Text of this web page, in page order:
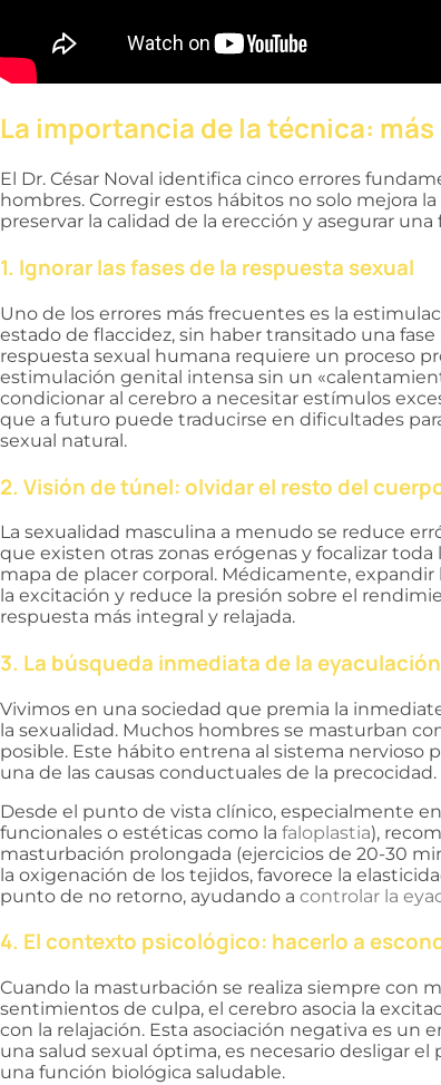
La importancia de la técnica:
El Dr. César Noval identifica cinco errores
hombres. Corregir estos hábitos no solo mejora
preservar la calidad de la erección y asegurar
1. Ignorar las fases de la respuesta sexual
Uno de los errores más frecuentes es la
estado de flaccidez, sin haber transitado una
respuesta sexual humana requiere un proceso
estimulación genital intensa sin un
condicionar al cerebro a necesitar estímulos
que a futuro puede traducirse en dificultades
sexual natural.
2. Visión de túnel: olvidar el resto del
La sexualidad masculina a menudo se reduce
que existen otras zonas erógenas y focalizar
mapa de placer corporal. Médicamente,
la excitación y reduce la presión sobre el
respuesta más integral y relajada.
3. La búsqueda inmediata de la
Vivimos en una sociedad que premia la
la sexualidad. Muchos hombres se masturban
posible. Este hábito entrena al sistema nervioso
una de las causas conductuales de la precocidad.
Desde el punto de vista clínico, especialmente en
funcionales o estéticas como la faloplastia),
masturbación prolongada (ejercicios de 20-30
la oxigenación de los tejidos, favorece la
punto de no retorno, ayudando a controlar la
4. El contexto psicológico: hacerlo a
Cuando la masturbación se realiza siempre con
sentimientos de culpa, el cerebro asocia la
con la relajación. Esta asociación negativa es un
una salud sexual óptima, es necesario desligar
una función biológica saludable.